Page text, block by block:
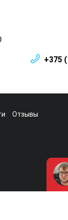
+375
Отзывы